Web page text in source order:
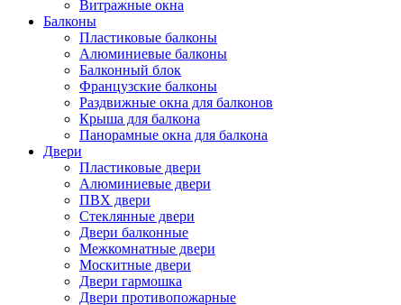
Витражные окна
Балконы
Пластиковые балконы
Алюминиевые балконы
Балконный блок
Французские балконы
Раздвижные окна для балконов
Крыша для балкона
Панорамные окна для балкона
Двери
Пластиковые двери
Алюминиевые двери
ПВХ двери
Стеклянные двери
Двери балконные
Межкомнатные двери
Москитные двери
Двери гармошка
Двери противопожарные